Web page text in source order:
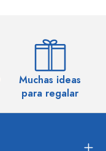
Muchas ideas
para regalar